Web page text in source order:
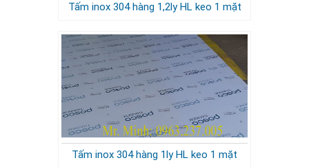
Tấm inox 304 hàng 1,2ly HL keo 1 mặt
Tấm inox 304 hàng 1ly HL keo 1 mặt